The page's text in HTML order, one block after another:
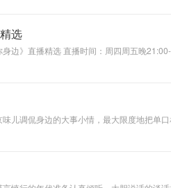
选
边》直播精选 直播时间：周四周五晚
儿调侃身边的大事小情，最大限度地把单